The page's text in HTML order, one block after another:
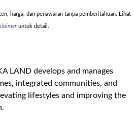
harga, dan penawaran tanpa pemberitahuan. Lihat
untuk detail.
LAND develops and manages
integrated communities, and
lifestyles and improving the